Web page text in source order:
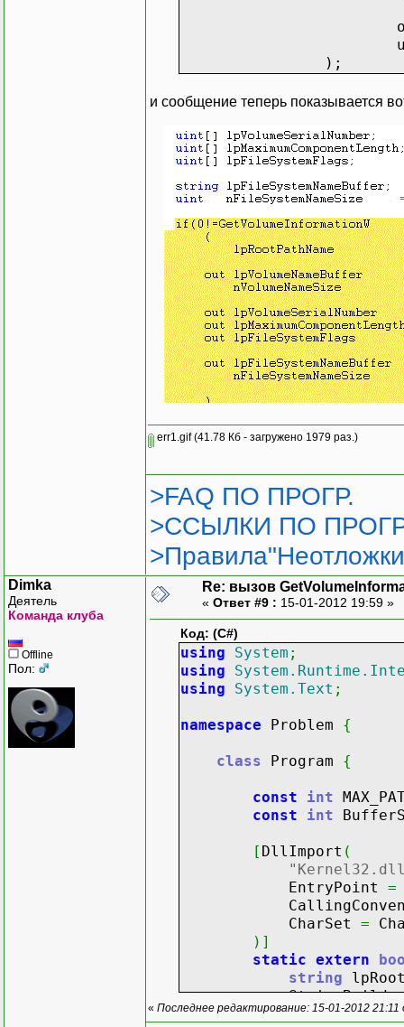
);
и сообщение теперь показывается
err1.gif(41.78 Кб - загружено 1979 раз.)
>FAQ ПО ПРОГР.
>ССЫЛКИ ПО
Dimka
Деятель
Команда клуба
Offline
Пол:
Re: вызов
« Ответ #9 : 15-01-2012 19:59 »
Код: (C#)
using System ;
using
using
System.Text ;
namespace Problem {
class Program {
const int
const
int
[ DllImport (
EntryPoint =
CharSet =
) ]
static extern
string
StringBuilder
uint
« Последнее редактирование: 15-01-2012 21:11